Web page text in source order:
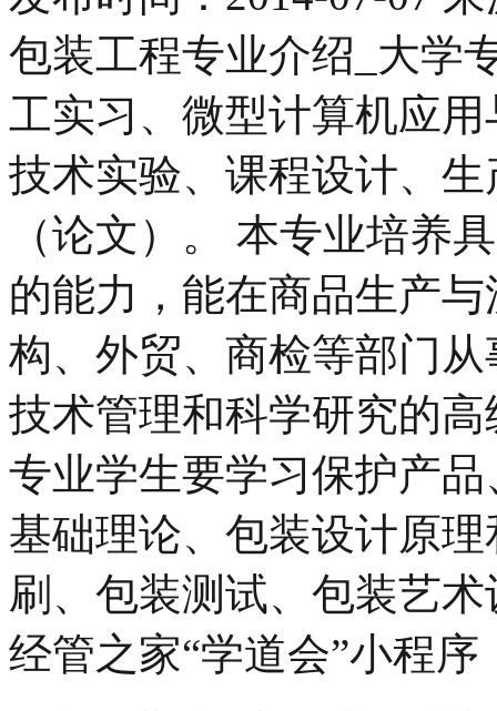
包装工程专业介绍_大学
工实习、微型计算机应
技术实验、课程设计、
（论文）。 本专业培养
的能力，能在商品生产
构、外贸、商检等部门
技术管理和科学研究的
专业学生要学习保护产
基础理论、包装设计原
刷、包装测试、包装艺
经管之家“学道会”小程序